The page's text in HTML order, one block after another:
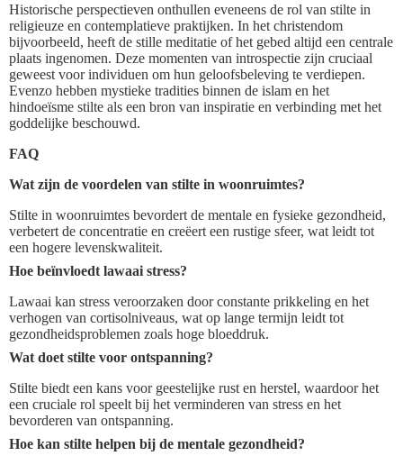
Historische perspectieven onthullen eveneens de rol van stilte in
religieuze en contemplatieve praktijken. In het christendom
bijvoorbeeld, heeft de stille meditatie of het gebed altijd een centrale
plaats ingenomen. Deze momenten van introspectie zijn cruciaal
geweest voor individuen om hun geloofsbeleving te verdiepen.
Evenzo hebben mystieke tradities binnen de islam en het
hindoeïsme stilte als een bron van inspiratie en verbinding met het
goddelijke beschouwd.
FAQ
Wat zijn de voordelen van stilte in woonruimtes?
Stilte in woonruimtes bevordert de mentale en fysieke gezondheid,
verbetert de concentratie en creëert een rustige sfeer, wat leidt tot
een hogere levenskwaliteit.
Hoe beïnvloedt lawaai stress?
Lawaai kan stress veroorzaken door constante prikkeling en het
verhogen van cortisolniveaus, wat op lange termijn leidt tot
gezondheidsproblemen zoals hoge bloeddruk.
Wat doet stilte voor ontspanning?
Stilte biedt een kans voor geestelijke rust en herstel, waardoor het
een cruciale rol speelt bij het verminderen van stress en het
bevorderen van ontspanning.
Hoe kan stilte helpen bij de mentale gezondheid?